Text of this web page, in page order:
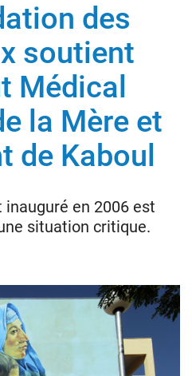
des
soutient
Médical
la Mère et
de Kaboul
en 2006 est
situation critique.